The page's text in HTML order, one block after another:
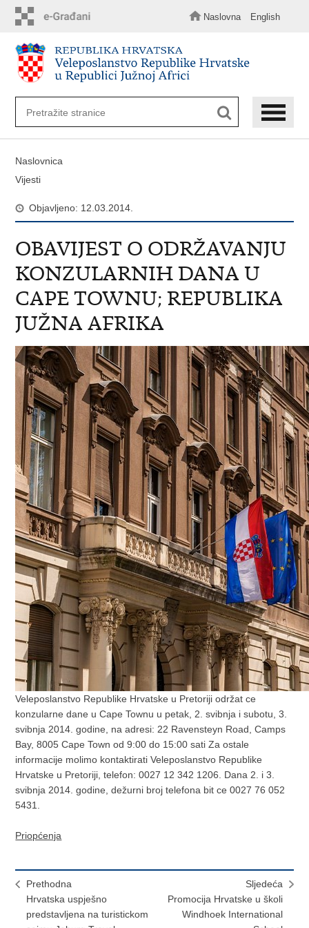
sadržaj
Naslovna English
Naslovnica
Vijesti
Objavljeno: 12.03.2014.
OBAVIJEST O ODRŽAVANJU
KONZULARNIH DANA U
CAPE TOWNU; REPUBLIKA
JUŽNA AFRIKA
Veleposlanstvo Republike Hrvatske u Pretoriji održat ce
konzularne dane u Cape Townu u petak, 2. svibnja i subotu, 3.
svibnja 2014. godine, na adresi: 22 Ravensteyn Road, Camps
Bay, 8005 Cape Town od 9:00 do 15:00 sati Za ostale
informacije molimo kontaktirati Veleposlanstvo Republike
Hrvatske u Pretoriji, telefon: 0027 12 342 1206. Dana 2. i 3.
svibnja 2014. godine, dežurni broj telefona bit ce 0027 76 052
5431.
Priopćenja
Prethodna
Hrvatska uspješno
predstavljena na turistickom
Sljedeća
Promocija Hrvatske u školi
Windhoek International